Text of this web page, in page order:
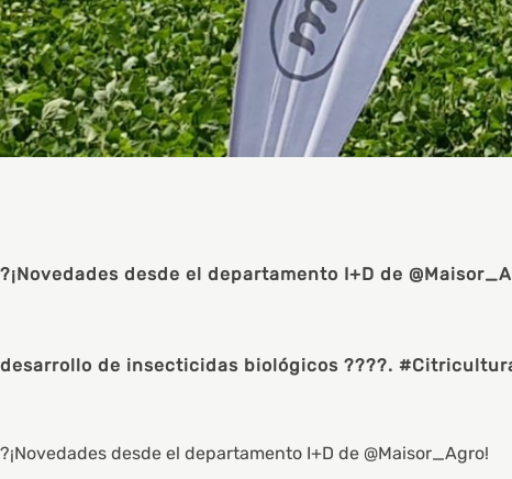
?¡Novedades desde el departamento I+D de
desarrollo de insecticidas biológicos ????.
?¡Novedades desde el departamento I+D de @Maisor_Agro!